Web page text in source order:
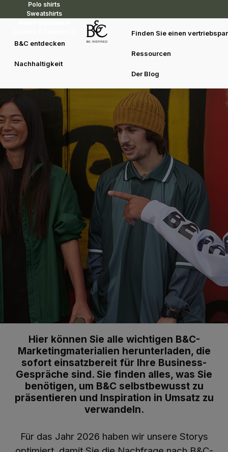
Polo shirts
Sweatshirts
B&C entdecken
Nachhaltigkeit
Finden Sie einen
Ressourcen
Der Blog
Zentrale Plattform Für
Marketing-Materialien
Hier können Sie alle wichtigen B&C-
Marketingmaterialien herunterladen, die
sofort einsatzbereit für Ihre Business-
Gespräche sind. Sie finden alles, was Sie
benötigen, um B&C selbstbewusst zu
präsentieren und Inspiration in Umsatz zu
verwandeln.
Für das Jahr 2026 haben wir unsere Storys